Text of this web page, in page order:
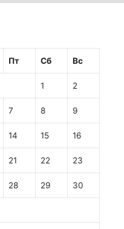
Пт Сб Вс
1 2
7 8 9
14 15 16
21 22 23
28 29 30